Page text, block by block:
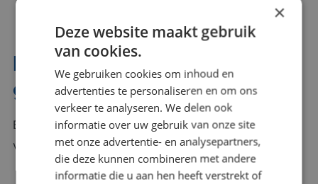
Interesse? Benno helpt je
graag verder!
Bel of mail Benno met al jouw vragen. Benno staat
voor je klaar en helpt je graag!
×
Deze website maakt gebruik
van cookies.
We gebruiken cookies om inhoud en
advertenties te personaliseren en om ons
verkeer te analyseren. We delen ook
informatie over uw gebruik van onze site
met onze advertentie- en analysepartners,
die deze kunnen combineren met andere
informatie die u aan hen heeft verstrekt of